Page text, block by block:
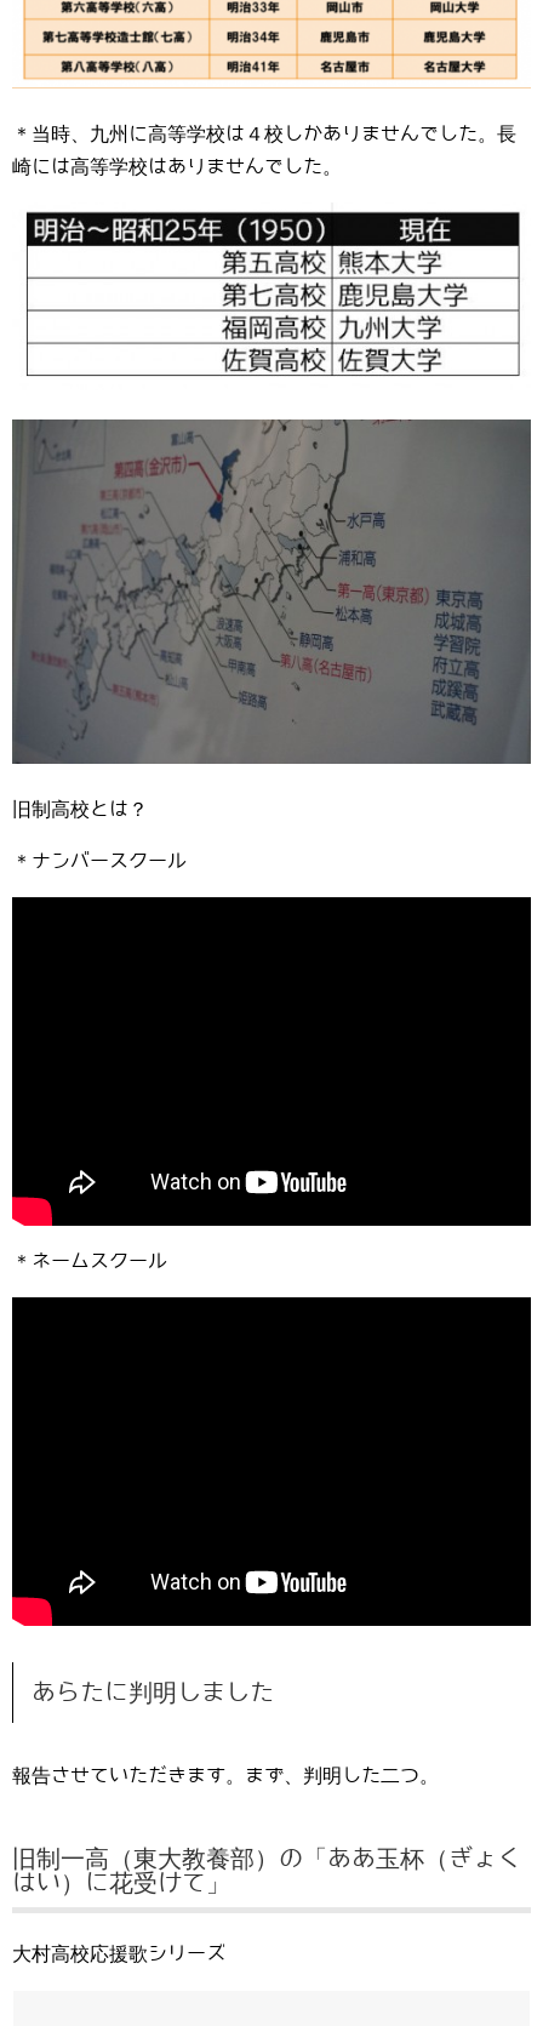
＊当時、九州に高等学校は４校しかありませんでした。長
崎には高等学校はありませんでした。
旧制高校とは？
＊ナンバースクール
＊ネームスクール
あらたに判明しました
報告させていただきます。まず、判明した二つ。
旧制一高（東大教養部）の「ああ玉杯（ぎょく
はい）に花受けて」
大村高校応援歌シリーズ